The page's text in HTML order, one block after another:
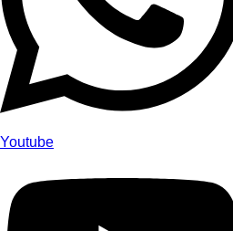
Youtube